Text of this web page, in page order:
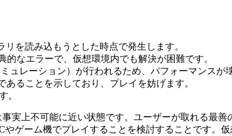
を読み込もうとした時点で発生します。
なエラーで、仮想環境内でも解決が困難です。
ュレーション）が行われるため、パフォーマンスが
ることを示しており、プレイを妨げます。
。
実上不可能に近い状態です。ユーザーが取れる最
ゲーム機でプレイすることを検討することです。